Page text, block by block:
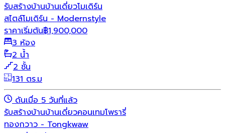
รับสร้างบ้านบ้านเดี่ยวโมเดิร์น
สไตล์โมเดิร์น - Modernstyle
ราคาเริ่มต้น฿1,900,000
3 ห้อง
2 น้ำ
2 ชั้น
131 ตร.ม
ดันเมื่อ 5 วันที่แล้ว
รับสร้างบ้านบ้านเดี่ยวคอนเทมโพรารี่
ทองกวาว - Tongkwaw